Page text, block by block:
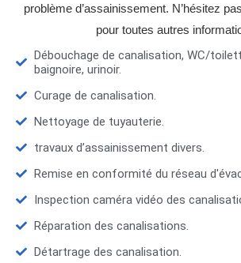
problème d’assainissement. N’hésitez
pour toutes autres
Débouchage de canalisation, WC/
baignoire, urinoir.
Curage de canalisation.
Nettoyage de tuyauterie.
travaux d’assainissement divers.
Remise en conformité du réseau
Inspection caméra vidéo des
Réparation des canalisations.
Détartrage des canalisation.